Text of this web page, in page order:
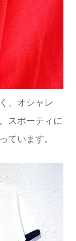
、オシャレ
スポーティに
ています。